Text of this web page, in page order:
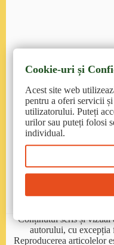
pentruanimale.ro
petmax.ro
:
emag.ro: https://
Conținutul scris și vizual
autorului, cu
Reproducerea articolelor
Cookie-uri și
Acest site web
pentru a oferi servicii
utilizatorului. Puteți
urilor sau puteți folosi
individual.